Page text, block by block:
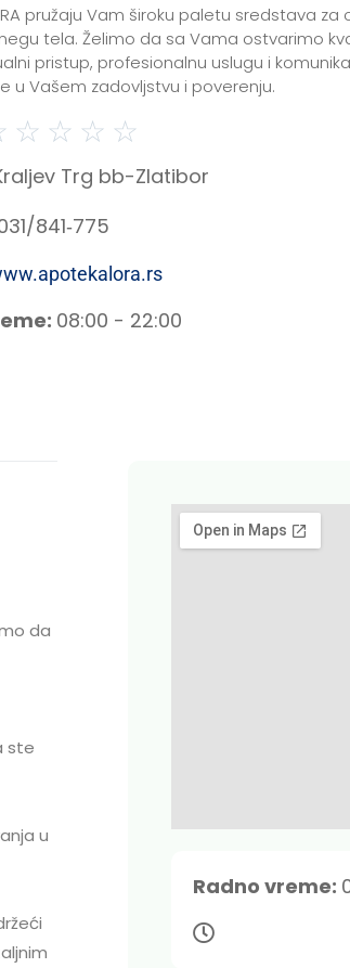
pružaju Vam široku paletu sredstava za
tela. Želimo da sa Vama ostvarimo
pristup, profesionalnu uslugu i
u Vašem zadovljstvu i poverenju.
☆ ☆ ☆ ☆
Trg bb-Zlatibor
841‑775
08:00 - 22:00
da
ste
u
Radno vreme: